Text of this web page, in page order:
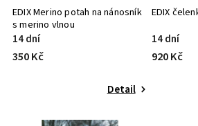
EDIX Merino potah na nánosník
s merino vlnou
14 dní
350 Kč
Detail
EDIX
14 dní
920 Kč